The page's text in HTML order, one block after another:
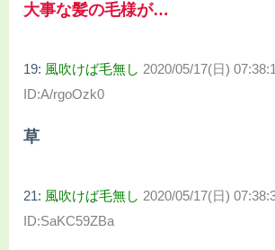
大事な髪の毛様が…
19: 風吹けば毛無し 2020/05/17(日)
ID:A/rgoOzk0
草
21: 風吹けば毛無し 2020/05/17(日)
ID:SaKC59ZBa